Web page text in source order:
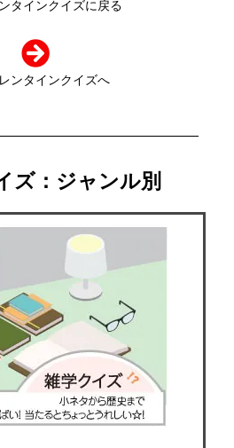
タインクイズに戻る
ンタインクイズへ
ズ：ジャンル別